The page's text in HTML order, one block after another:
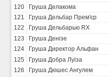
120
Груша Делакома
121
Груша Дельбар Прем'єр
122
Груша Дельбарью RX
123
Груша Денізе
124
Груша Директор Альфан
125
Груша Добра Луіза
126
Груша Дюшес Ангулем